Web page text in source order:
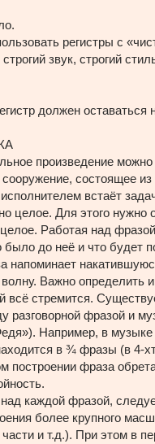
регистры с
звук, строгий
должен оставаться
произведение можно
сооружение, состоящее
встаёт
целое. Для этого нужно
Работая над
было до неё и что будет
напоминает
Важно определить
всё стремится.
разговорной фразой и
Например, в музыке
в ¾ фразы (в 4-
построении фраза
каждой фразой,
более крупного
и т.д.). При этом в